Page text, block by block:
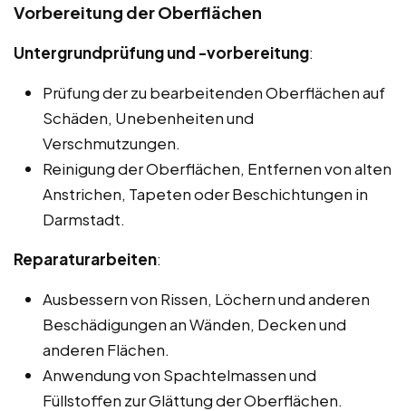
Vorbereitung der Oberflächen
Untergrundprüfung und -vorbereitung:
Prüfung der zu bearbeitenden Oberflächen auf
Schäden, Unebenheiten und
Verschmutzungen.
Reinigung der Oberflächen, Entfernen von alten
Anstrichen, Tapeten oder Beschichtungen in
Darmstadt.
Reparaturarbeiten:
Ausbessern von Rissen, Löchern und anderen
Beschädigungen an Wänden, Decken und
anderen Flächen.
Anwendung von Spachtelmassen und
Füllstoffen zur Glättung der Oberflächen.